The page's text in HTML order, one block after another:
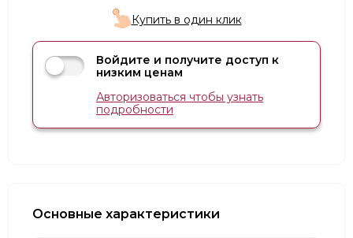
Купить в один клик
Войдите и получите доступ к
низким ценам
Авторизоваться чтобы узнать
подробности
Основные характеристики